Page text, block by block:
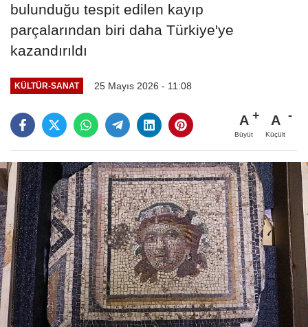
bulunduğu tespit edilen kayıp
parçalarından biri daha Türkiye'ye
kazandırıldı
KÜLTÜR-SANAT 25 Mayıs 2026 - 11:08
A
Büyüt
A
Küçült